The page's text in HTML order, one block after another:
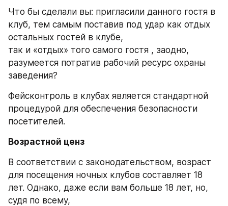
Что бы сделали вы: пригласили данного гостя в
клуб, тем самым поставив под удар как отдых
остальных гостей в клубе,
так и «отдых» того самого гостя , заодно,
разумеется потратив рабочий ресурс охраны
заведения?
Фейсконтроль в клубах является стандартной
процедурой для обеспечения безопасности
посетителей.
Возрастной ценз
В соответствии с законодательством, возраст
для посещения ночных клубов составляет 18
лет. Однако, даже если вам больше 18 лет, но,
судя по всему,